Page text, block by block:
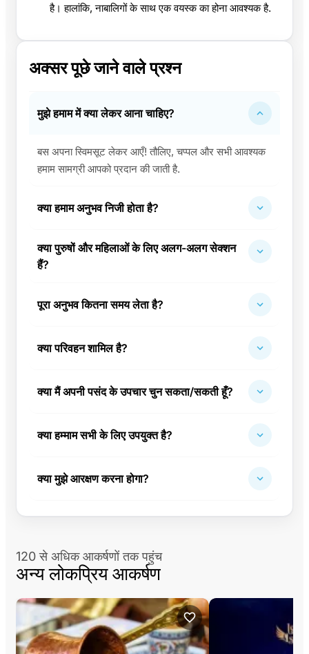
है। हालांकि, नाबालिगों के साथ एक वयस्क का होना आवश्यक है.
अक्सर पूछे जाने वाले प्रश्न
मुझे हमाम में क्या लेकर आना चाहिए?
बस अपना स्विमसूट लेकर आएँ! तौलिए, चप्पल और सभी आवश्यक
हमाम सामग्री आपको प्रदान की जाती है.
क्या हमाम अनुभव निजी होता है?
क्या पुरुषों और महिलाओं के लिए अलग-अलग सेक्शन
हैं?
पूरा अनुभव कितना समय लेता है?
क्या परिवहन शामिल है?
क्या मैं अपनी पसंद के उपचार चुन सकता/सकती हूँ?
क्या हम्माम सभी के लिए उपयुक्त है?
क्या मुझे आरक्षण करना होगा?
120 से अधिक आकर्षणों तक पहुंच
अन्य लोकप्रिय आकर्षण